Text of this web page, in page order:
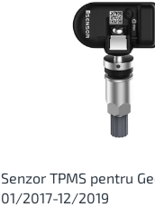
Senzor TPMS pentru
01/2017-12/2019